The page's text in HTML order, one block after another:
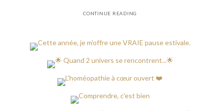
CONTINUE READING